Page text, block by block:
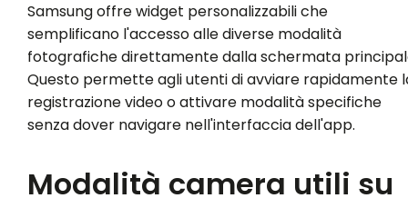
Samsung offre widget personalizzabili che
semplificano l'accesso alle diverse modalità
fotografiche direttamente dalla schermata
Questo permette agli utenti di avviare rapidamente
registrazione video o attivare modalità specifiche
senza dover navigare nell'interfaccia dell'app.
Modalità camera utili su